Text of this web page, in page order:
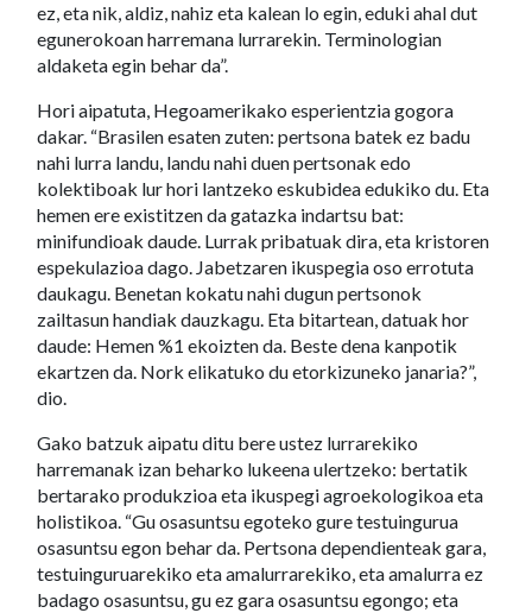
ez, eta nik, aldiz, nahiz eta kalean lo egin, eduki ahal dut
egunerokoan harremana lurrarekin. Terminologian
aldaketa egin behar da”.
Hori aipatuta, Hegoamerikako esperientzia gogora
dakar. “Brasilen esaten zuten: pertsona batek ez badu
nahi lurra landu, landu nahi duen pertsonak edo
kolektiboak lur hori lantzeko eskubidea edukiko du. Eta
hemen ere existitzen da gatazka indartsu bat:
minifundioak daude. Lurrak pribatuak dira, eta kristoren
espekulazioa dago. Jabetzaren ikuspegia oso errotuta
daukagu. Benetan kokatu nahi dugun pertsonok
zailtasun handiak dauzkagu. Eta bitartean, datuak hor
daude: Hemen %1 ekoizten da. Beste dena kanpotik
ekartzen da. Nork elikatuko du etorkizuneko janaria?”,
dio.
Gako batzuk aipatu ditu bere ustez lurrarekiko
harremanak izan beharko lukeena ulertzeko: bertatik
bertarako produkzioa eta ikuspegi agroekologikoa eta
holistikoa. “Gu osasuntsu egoteko gure testuingurua
osasuntsu egon behar da. Pertsona dependienteak gara,
testuinguruarekiko eta amalurrarekiko, eta amalurra ez
badago osasuntsu, gu ez gara osasuntsu egongo; eta